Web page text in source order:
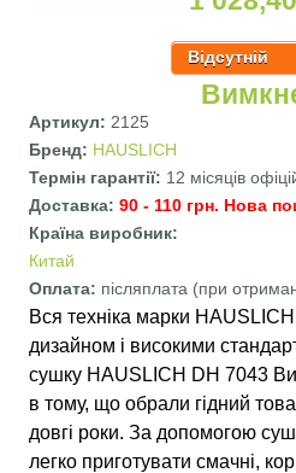
Артикул: 2125
Бренд: HAUSLICH
Термін гарантії: 12 місяців
Доставка:90 - 110 грн. Нова
Країна виробник:
Китай
Оплата: післяплата (при
Вся техніка марки HAUSLICH
дизайном і високими
сушку HAUSLICH DH 7043
в тому, що обрали гідний
довгі роки. За допомогою
легко приготувати смачні,